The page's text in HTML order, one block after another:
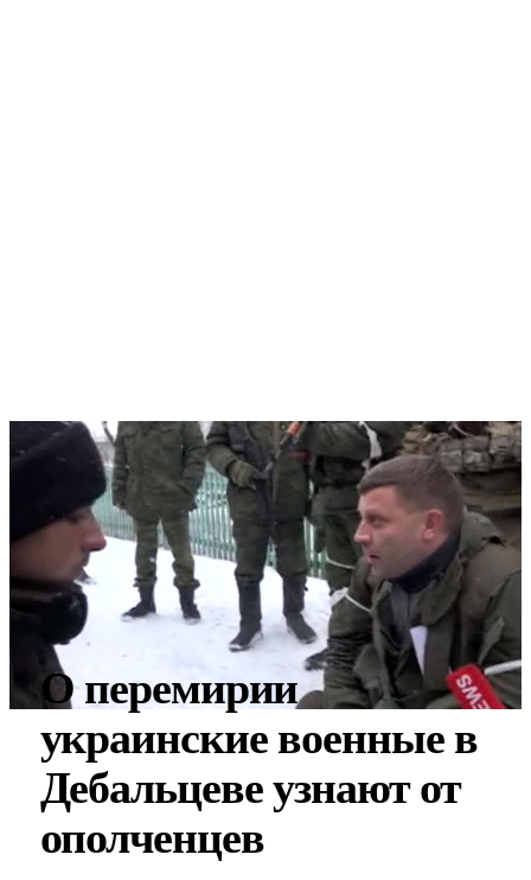
О перемирии
украинские военные в
Дебальцеве узнают от
ополченцев